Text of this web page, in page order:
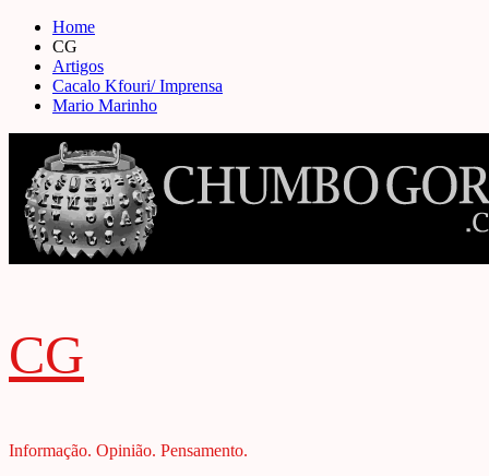
Skip
content
Home
CG
Artigos
Cacalo Kfouri/ Imprensa
Mario Marinho
CG
Informação. Opinião. Pensamento.